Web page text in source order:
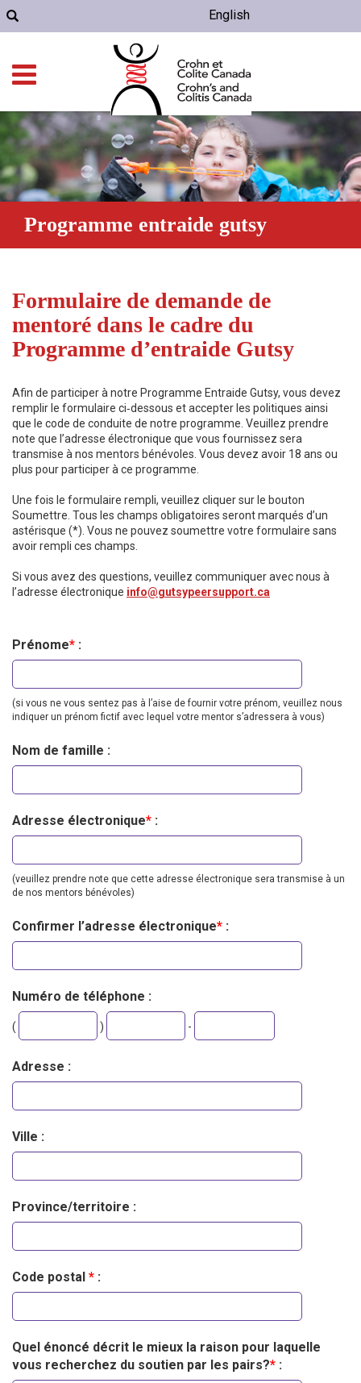
English
Programme entraide gutsy
Formulaire de demande de
mentoré dans le cadre du
Programme d’entraide Gutsy
Afin de participer à notre Programme Entraide Gutsy, vous devez
remplir le formulaire ci‑dessous et accepter les politiques ainsi
que le code de conduite de notre programme. Veuillez prendre
note que l’adresse électronique que vous fournissez sera
transmise à nos mentors bénévoles. Vous devez avoir 18 ans ou
plus pour participer à ce programme.
Une fois le formulaire rempli, veuillez cliquer sur le bouton
Soumettre. Tous les champs obligatoires seront marqués d’un
astérisque (*). Vous ne pouvez soumettre votre formulaire sans
avoir rempli ces champs.
Si vous avez des questions, veuillez communiquer avec nous à
l’adresse électronique info@gutsypeersupport.ca
Prénome* :
(si vous ne vous sentez pas à l’aise de fournir votre prénom, veuillez nous
indiquer un prénom fictif avec lequel votre mentor s’adressera à vous)
Nom de famille :
Adresse électronique* :
(veuillez prendre note que cette adresse électronique sera transmise à un
de nos mentors bénévoles)
Confirmer l’adresse électronique* :
Numéro de téléphone :
( ) -
Second
Last
Adresse :
Ville :
Province/territoire :
Code postal * :
Quel énoncé décrit le mieux la raison pour laquelle
vous recherchez du soutien par les pairs?* :